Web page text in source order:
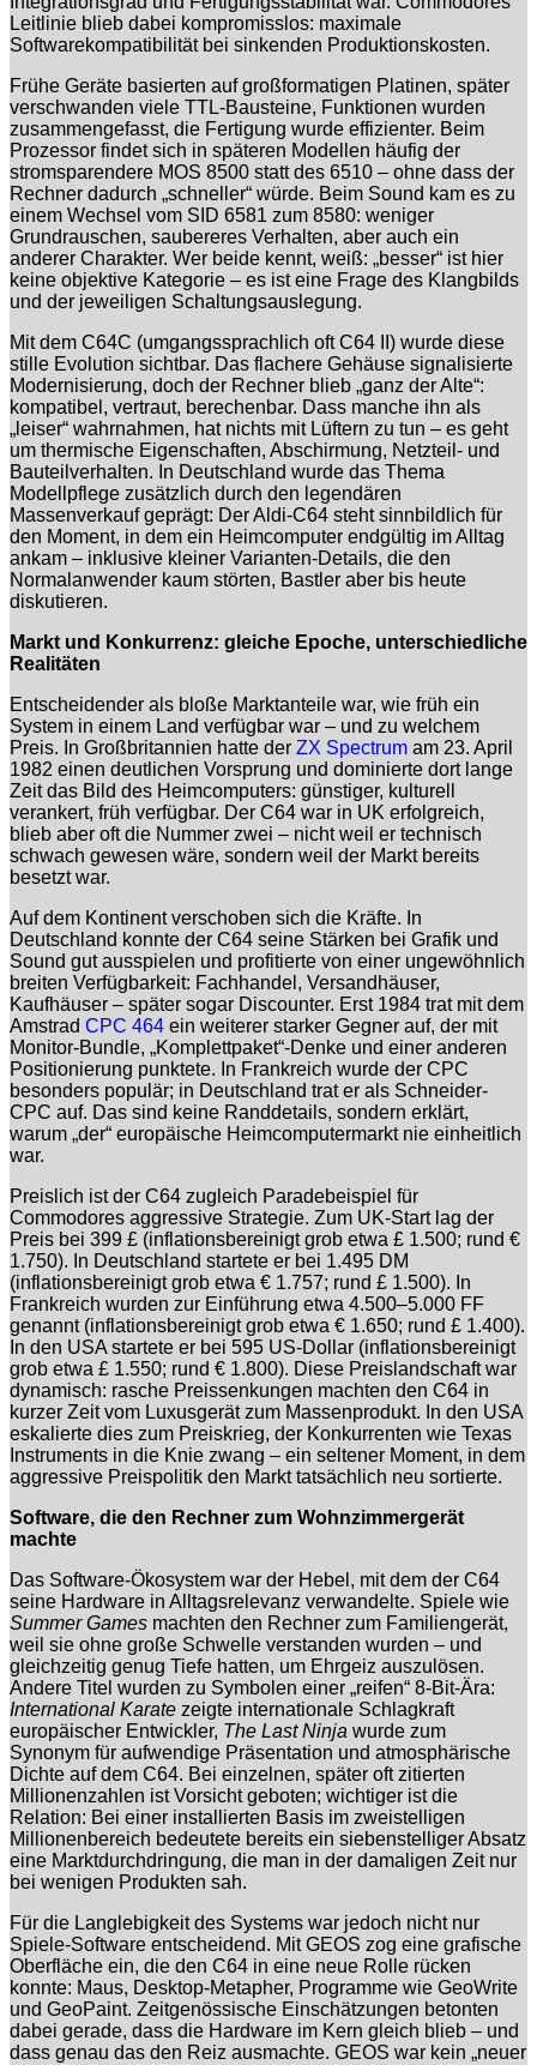
Leitlinie blieb dabei kompromisslos: maximale
Softwarekompatibilität bei sinkenden Produktionskosten.
Frühe Geräte basierten auf großformatigen Platinen, später
verschwanden viele TTL-Bausteine, Funktionen wurden
zusammengefasst, die Fertigung wurde effizienter. Beim
Prozessor findet sich in späteren Modellen häufig der
stromsparendere MOS 8500 statt des 6510 – ohne dass der
Rechner dadurch „schneller“ würde. Beim Sound kam es zu
einem Wechsel vom SID 6581 zum 8580: weniger
Grundrauschen, saubereres Verhalten, aber auch ein
anderer Charakter. Wer beide kennt, weiß: „besser“ ist hier
keine objektive Kategorie – es ist eine Frage des Klangbilds
und der jeweiligen Schaltungsauslegung.
Mit dem C64C (umgangssprachlich oft C64 II) wurde diese
stille Evolution sichtbar. Das flachere Gehäuse signalisierte
Modernisierung, doch der Rechner blieb „ganz der Alte“:
kompatibel, vertraut, berechenbar. Dass manche ihn als
„leiser“ wahrnahmen, hat nichts mit Lüftern zu tun – es geht
um thermische Eigenschaften, Abschirmung, Netzteil- und
Bauteilverhalten. In Deutschland wurde das Thema
Modellpflege zusätzlich durch den legendären
Massenverkauf geprägt: Der Aldi-C64 steht sinnbildlich für
den Moment, in dem ein Heimcomputer endgültig im Alltag
ankam – inklusive kleiner Varianten-Details, die den
Normalanwender kaum störten, Bastler aber bis heute
diskutieren.
Markt und Konkurrenz: gleiche Epoche, unterschiedliche
Realitäten
Entscheidender als bloße Marktanteile war, wie früh ein
System in einem Land verfügbar war – und zu welchem
Preis. In Großbritannien hatte der ZX Spectrum am 23. April
1982 einen deutlichen Vorsprung und dominierte dort lange
Zeit das Bild des Heimcomputers: günstiger, kulturell
verankert, früh verfügbar. Der C64 war in UK erfolgreich,
blieb aber oft die Nummer zwei – nicht weil er technisch
schwach gewesen wäre, sondern weil der Markt bereits
besetzt war.
Auf dem Kontinent verschoben sich die Kräfte. In
Deutschland konnte der C64 seine Stärken bei Grafik und
Sound gut ausspielen und profitierte von einer ungewöhnlich
breiten Verfügbarkeit: Fachhandel, Versandhäuser,
Kaufhäuser – später sogar Discounter. Erst 1984 trat mit dem
Amstrad CPC 464 ein weiterer starker Gegner auf, der mit
Monitor-Bundle, „Komplettpaket“-Denke und einer anderen
Positionierung punktete. In Frankreich wurde der CPC
besonders populär; in Deutschland trat er als Schneider-
CPC auf. Das sind keine Randdetails, sondern erklärt,
warum „der“ europäische Heimcomputermarkt nie einheitlich
war.
Preislich ist der C64 zugleich Paradebeispiel für
Commodores aggressive Strategie. Zum UK-Start lag der
Preis bei 399 £ (inflationsbereinigt grob etwa £ 1.500; rund €
1.750). In Deutschland startete er bei 1.495 DM
(inflationsbereinigt grob etwa € 1.757; rund £ 1.500). In
Frankreich wurden zur Einführung etwa 4.500–5.000 FF
genannt (inflationsbereinigt grob etwa € 1.650; rund £ 1.400).
In den USA startete er bei 595 US-Dollar (inflationsbereinigt
grob etwa £ 1.550; rund € 1.800). Diese Preislandschaft war
dynamisch: rasche Preissenkungen machten den C64 in
kurzer Zeit vom Luxusgerät zum Massenprodukt. In den USA
eskalierte dies zum Preiskrieg, der Konkurrenten wie Texas
Instruments in die Knie zwang – ein seltener Moment, in dem
aggressive Preispolitik den Markt tatsächlich neu sortierte.
Software, die den Rechner zum Wohnzimmergerät
machte
Das Software-Ökosystem war der Hebel, mit dem der C64
seine Hardware in Alltagsrelevanz verwandelte. Spiele wie
Summer Games machten den Rechner zum Familiengerät,
weil sie ohne große Schwelle verstanden wurden – und
gleichzeitig genug Tiefe hatten, um Ehrgeiz auszulösen.
Andere Titel wurden zu Symbolen einer „reifen“ 8-Bit-Ära:
International Karate zeigte internationale Schlagkraft
europäischer Entwickler, The Last Ninja wurde zum
Synonym für aufwendige Präsentation und atmosphärische
Dichte auf dem C64. Bei einzelnen, später oft zitierten
Millionenzahlen ist Vorsicht geboten; wichtiger ist die
Relation: Bei einer installierten Basis im zweistelligen
Millionenbereich bedeutete bereits ein siebenstelliger Absatz
eine Marktdurchdringung, die man in der damaligen Zeit nur
bei wenigen Produkten sah.
Für die Langlebigkeit des Systems war jedoch nicht nur
Spiele-Software entscheidend. Mit GEOS zog eine grafische
Oberfläche ein, die den C64 in eine neue Rolle rücken
konnte: Maus, Desktop-Metapher, Programme wie GeoWrite
und GeoPaint. Zeitgenössische Einschätzungen betonten
dabei gerade, dass die Hardware im Kern gleich blieb – und
dass genau das den Reiz ausmachte. GEOS war kein „neuer